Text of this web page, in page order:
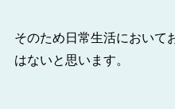
そのため日常生活において
はないと思います。